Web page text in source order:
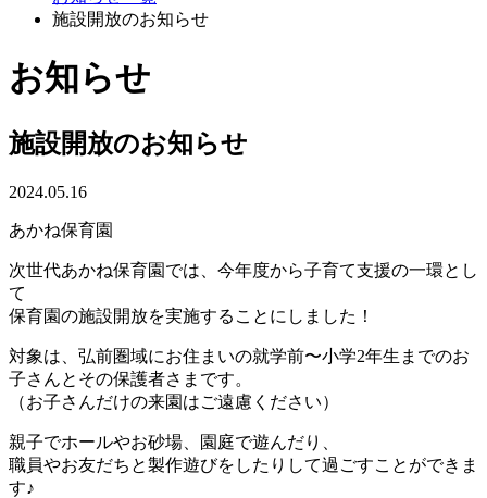
施設開放のお知らせ
お知らせ
施設開放のお知らせ
2024.05.16
あかね保育園
次世代あかね保育園では、今年度から子育て支援の一環とし
て
保育園の施設開放を実施することにしました！
対象は、弘前圏域にお住まいの就学前〜小学2年生までのお
子さんとその保護者さまです。
（お子さんだけの来園はご遠慮ください）
親子でホールやお砂場、園庭で遊んだり、
職員やお友だちと製作遊びをしたりして過ごすことができま
す♪